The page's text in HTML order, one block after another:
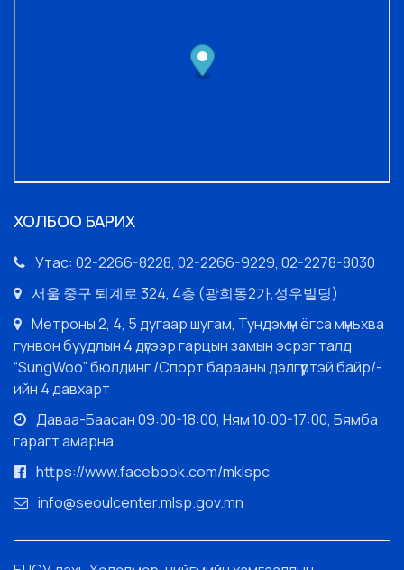
ХОЛБОО БАРИХ
Утас: 02-2266-8228, 02-2266-9229, 02-2278-8030
서울 중구 퇴계로 324, 4층 (광희동2가,성우빌딩)
Метроны 2, 4, 5 дугаар шугам, Тундэмүн ёгса мүньхва
гунвон буудлын 4 дүгээр гарцын замын эсрэг талд
“SungWoo” бюлдинг /Спорт барааны дэлгүүртэй байр/-
ийн 4 давхарт
Даваа-Баасан 09:00-18:00, Ням 10:00-17:00, Бямба
гарагт амарна.
https://www.facebook.com/mklspc
info@seoulcenter.mlsp.gov.mn